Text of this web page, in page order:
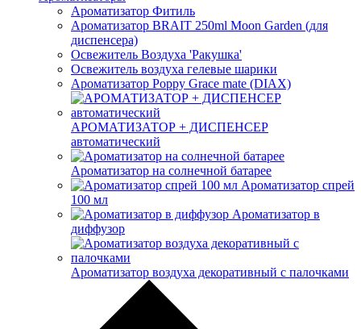
Ароматизатор Фитиль
Ароматизатор BRAIT 250ml Moon Garden (для
диспенсера)
Освежитель Воздуха 'Ракушка'
Освежитель воздуха гелевые шарики
Ароматизатор Poppy Grace mate (DIAX)
АРОМАТИЗАТОР + ДИСПЕНСЕР
автоматический
Ароматизатор на солнечной батарее
Ароматизатор спрей
100 мл
Ароматизатор в
диффузор
Ароматизатор воздуха декоративный с палочками